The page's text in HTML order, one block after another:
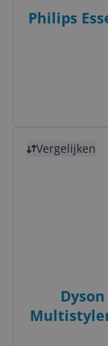
Philips
Vergelijken